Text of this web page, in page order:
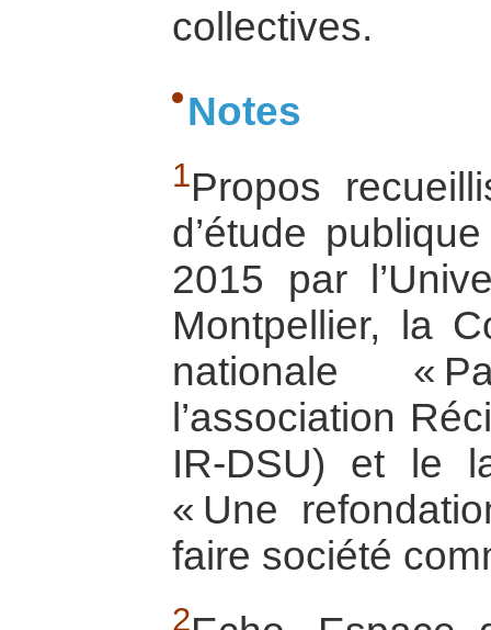
collectives.
Notes
1Propos
d’étude
2015 par
Montpellier, la
nationale «
l’association
IR-DSU) et le
« Une
faire société
2